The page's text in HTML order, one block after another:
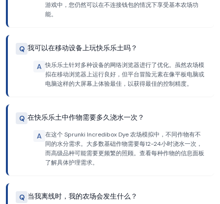
游戏中，您仍然可以在不连接钱包的情况下享受基本农场功
能。
Q 我可以在移动设备上玩快乐乐土吗？
A 快乐乐土针对多种设备的网络浏览器进行了优化。虽然农场模
拟在移动浏览器上运行良好，但平台冒险元素在像平板电脑或
电脑这样的大屏幕上体验最佳，以获得最佳的控制精度。
Q 在快乐乐土中作物需要多久浇水一次？
A 在这个 Sprunki Incredibox Dye 农场模拟中，不同作物有不
同的水分需求。大多数基础作物需要每12-24小时浇水一次，
而高级品种可能需要更频繁的照顾。查看每种作物的信息面板
了解具体护理需求。
Q 当我离线时，我的农场会发生什么？